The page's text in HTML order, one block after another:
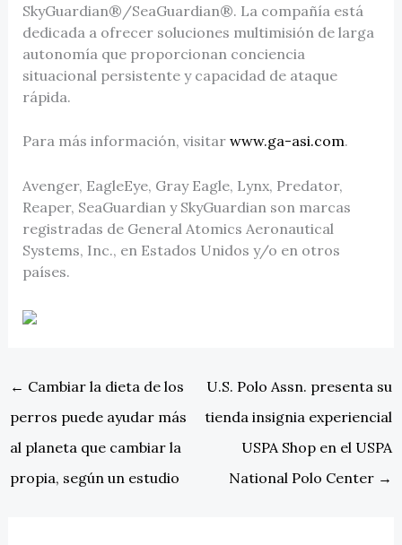
SkyGuardian®/SeaGuardian®. La compañía está
dedicada a ofrecer soluciones multimisión de larga
autonomía que proporcionan conciencia
situacional persistente y capacidad de ataque
rápida.
Para más información, visitar www.ga-asi.com.
Avenger, EagleEye, Gray Eagle, Lynx, Predator,
Reaper, SeaGuardian y SkyGuardian son marcas
registradas de General Atomics Aeronautical
Systems, Inc., en Estados Unidos y/o en otros
países.
← Cambiar la dieta de los
perros puede ayudar más
al planeta que cambiar la
propia, según un estudio
U.S. Polo Assn. presenta su
tienda insignia experiencial
USPA Shop en el USPA
National Polo Center →